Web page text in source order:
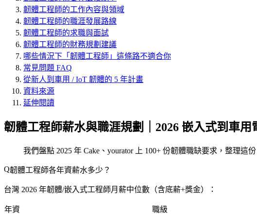
韌體工程師的工作內容與領域
韌體工程師的職涯發展路線
韌體工程師的求職與面試
韌體工程師的財務規劃建議
哪些情況下「韌體工程師」這條路不適合你
常見問題 FAQ
從新人到車用 / IoT 韌體的 5 年計畫
資料來源
延伸閱讀
韌體工程師薪水與職涯規劃｜2026 嵌入式到車用
我們盤點 2025 年 Cake、yourator 上 100+ 份韌體職缺要求，整理
韌體工程師各年資薪水多少？
台灣 2026 年韌體/嵌入式工程師月薪中位數（含底薪+獎金）：
年資 職級